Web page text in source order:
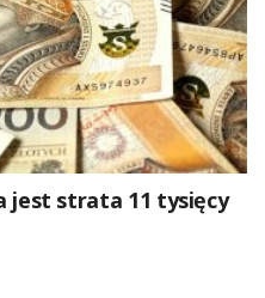
jest strata 11 tysięcy